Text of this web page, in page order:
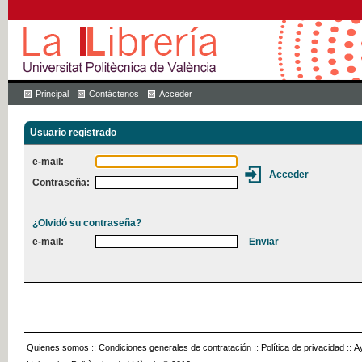
Principal Contáctenos Acceder
Usuario registrado
e-mail:
Contraseña:
¿Olvidó su contraseña?
e-mail:
Quienes somos :: Condiciones generales de contratación :: Política de privacidad ::